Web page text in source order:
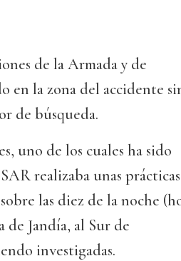
de la Armada y de
en la zona del accidente
de búsqueda.
uno de los cuales ha sido
realizaba unas prácticas
las diez de la noche
de Jandía, al Sur de
investigadas.